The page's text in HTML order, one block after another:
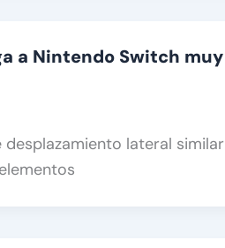
a Nintendo Switch muy
desplazamiento lateral similar